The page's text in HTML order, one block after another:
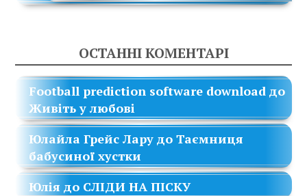
ОСТАННІ КОМЕНТАРІ
Football prediction software download до
Живіть у любові
Юлайла Грейс Лару доТаємниця
бабусиної хустки
Юлія до СЛІДИ НА ПІСКУ